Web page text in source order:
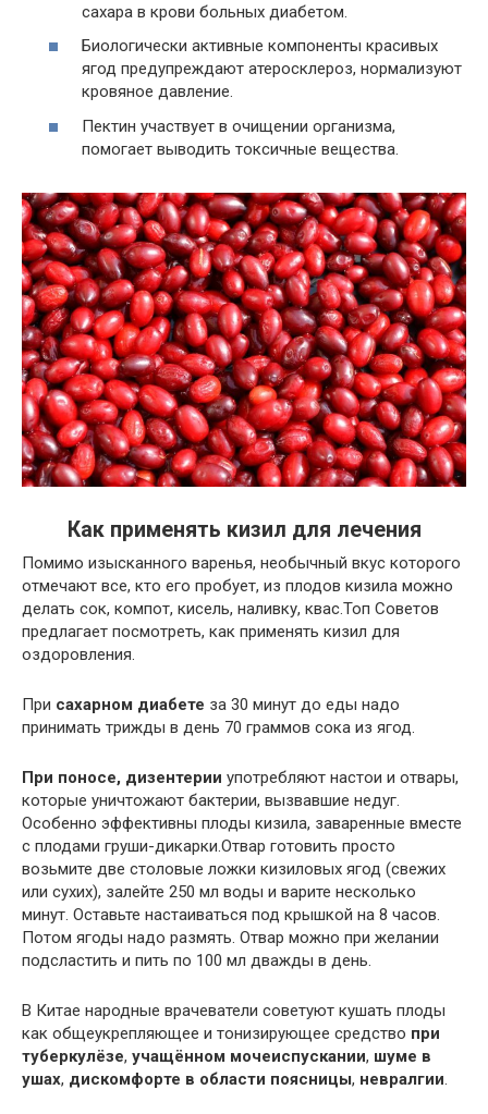
сахара в крови больных диабетом.
Биологически активные компоненты красивых
ягод предупреждают атеросклероз, нормализуют
кровяное давление.
Пектин участвует в очищении организма,
помогает выводить токсичные вещества.
Как применять кизил для лечения
Помимо изысканного варенья, необычный вкус которого
отмечают все, кто его пробует, из плодов кизила можно
делать сок, компот, кисель, наливку, квас.Топ Советов
предлагает посмотреть, как применять кизил для
оздоровления.
При сахарном диабете за 30 минут до еды надо
принимать трижды в день 70 граммов сока из ягод.
При поносе, дизентерии употребляют настои и отвары,
которые уничтожают бактерии, вызвавшие недуг.
Особенно эффективны плоды кизила, заваренные вместе
с плодами груши-дикарки.Отвар готовить просто
возьмите две столовые ложки кизиловых ягод (свежих
или сухих), залейте 250 мл воды и варите несколько
минут. Оставьте настаиваться под крышкой на 8 часов.
Потом ягоды надо размять. Отвар можно при желании
подсластить и пить по 100 мл дважды в день.
В Китае народные врачеватели советуют кушать плоды
как общеукрепляющее и тонизирующее средство при
туберкулёзе, учащённом мочеиспускании, шуме в
ушах, дискомфорте в области поясницы, невралгии.